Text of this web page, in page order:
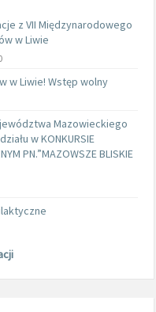
z VII Międzynarodowego
w Liwie
w Liwie! Wstęp wolny
Mazowieckiego
w KONKURSIE
PN.”MAZOWSZE BLISKIE